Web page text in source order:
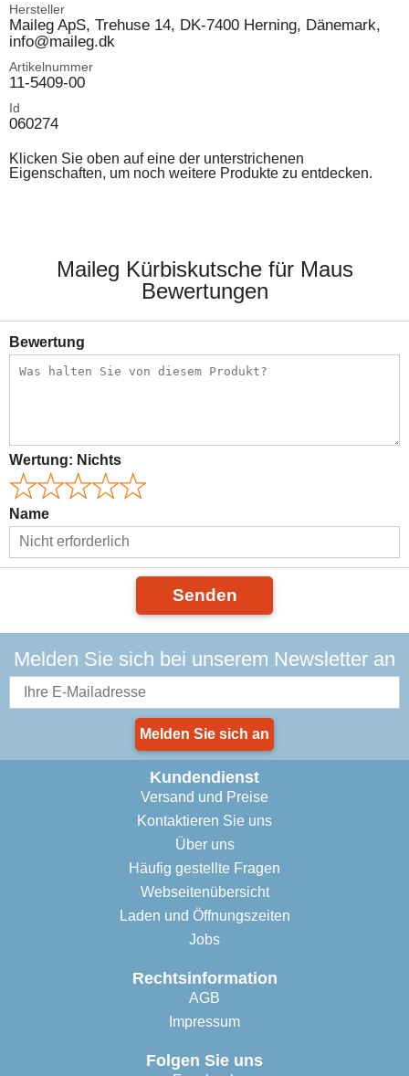
Hersteller
Maileg ApS, Trehuse 14, DK-7400 Herning, Dänemark,
info@maileg.dk
Artikelnummer
11-5409-00
Id
060274
Klicken Sie oben auf eine der unterstrichenen
Eigenschaften, um noch weitere Produkte zu entdecken.
Maileg Kürbiskutsche für Maus
Bewertungen
Bewertung
Wertung: Nichts
Name
Senden
Melden Sie sich bei unserem Newsletter an
Melden Sie sich an
Kundendienst
Versand und Preise
Kontaktieren Sie uns
Über uns
Häufig gestellte Fragen
Webseitenübersicht
Laden und Öffnungszeiten
Jobs
Rechtsinformation
AGB
Impressum
Folgen Sie uns